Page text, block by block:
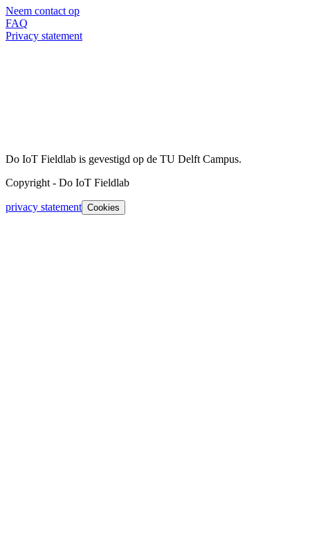
Neem contact op
FAQ
Privacy statement
Do IoT Fieldlab is gevestigd op de TU Delft Campus.
Copyright - Do IoT Fieldlab
privacy statement Cookies